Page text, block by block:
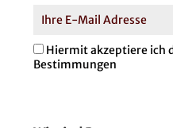
Hiermit akzeptiere ich
Bestimmungen